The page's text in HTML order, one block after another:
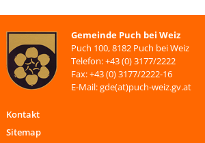
Gemeinde Puch bei Weiz
Puch 100, 8182 Puch bei Weiz
Telefon: +43 (0) 3177/2222
Fax: +43 (0) 3177/2222-16
E-Mail: gde(at)puch-weiz.gv.at
Kontakt
Sitemap